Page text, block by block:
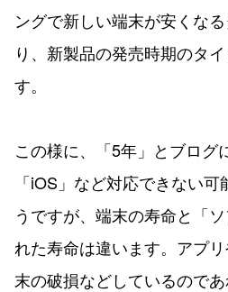
ングで新しい端末が安くな
り、新製品の発売時期のタ
す。
この様に、「5年」とブログ
「iOS」など対応できない
うですが、端末の寿命と「
れた寿命は違います。アプ
末の破損などしているので